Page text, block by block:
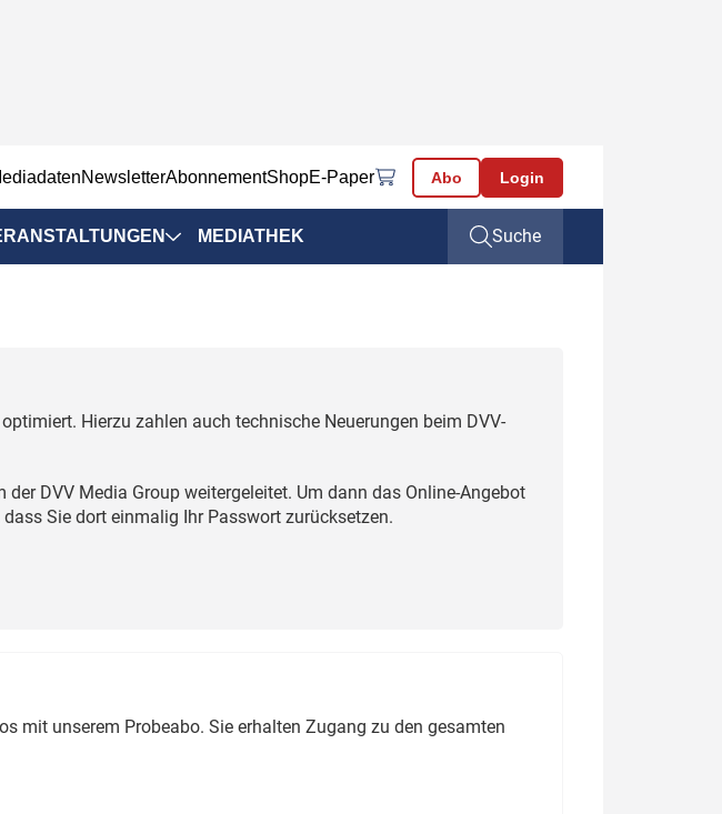
NewsletterAbonnementShopE-Paper Abo Login
Eurailpress Career Boost
MEDIATHEK Suche
Hierzu zahlen auch technische Neuerungen beim DVV-
DVV Media Group weitergeleitet. Um dann das Online-Angebot
Sie dort einmalig Ihr Passwort zurücksetzen.
mit unserem Probeabo. Sie erhalten Zugang zu den gesamten